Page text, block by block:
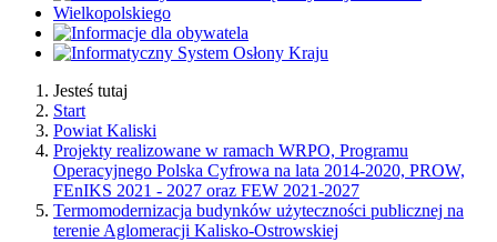
Jesteś tutaj
Start
Powiat Kaliski
Projekty realizowane w ramach WRPO, Programu
Operacyjnego Polska Cyfrowa na lata 2014-2020, PROW,
FEnIKS 2021 - 2027 oraz FEW 2021-2027
Termomodernizacja budynków użyteczności publicznej na
terenie Aglomeracji Kalisko-Ostrowskiej